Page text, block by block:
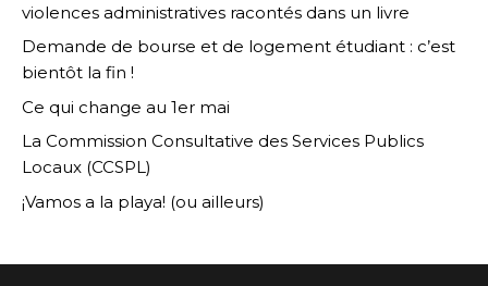
violences administratives racontés dans un livre
Demande de bourse et de logement étudiant : c’est
bientôt la fin !
Ce qui change au 1er mai
La Commission Consultative des Services Publics
Locaux (CCSPL)
¡Vamos a la playa! (ou ailleurs)